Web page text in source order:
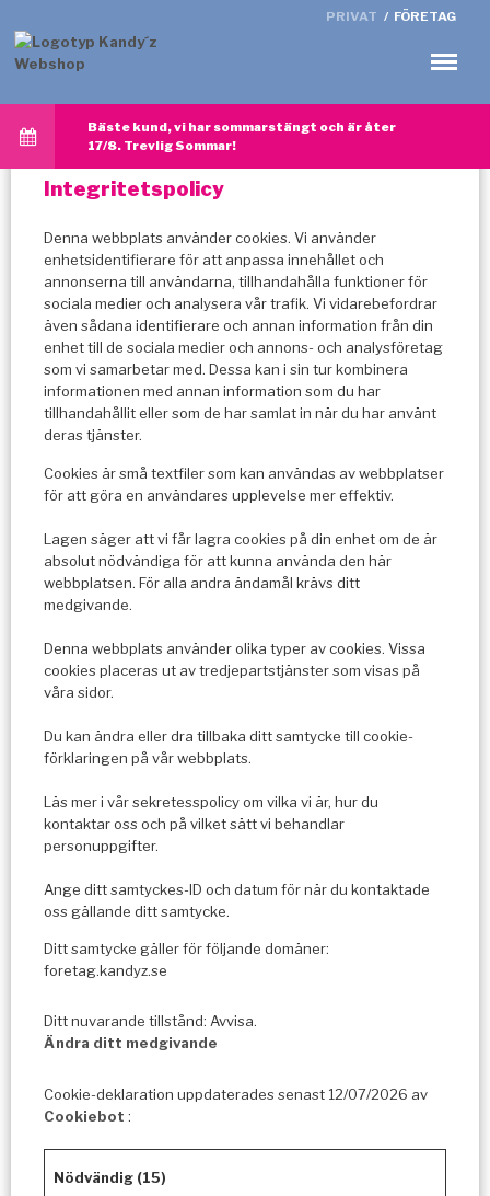
Meny
PRIVAT / FÖRETAG
Bäste kund, vi har sommarstängt och är åter
17/8. Trevlig Sommar!
Integritetspolicy
Denna webbplats använder cookies. Vi använder
enhetsidentifierare för att anpassa innehållet och
annonserna till användarna, tillhandahålla funktioner för
sociala medier och analysera vår trafik. Vi vidarebefordrar
även sådana identifierare och annan information från din
enhet till de sociala medier och annons- och analysföretag
som vi samarbetar med. Dessa kan i sin tur kombinera
informationen med annan information som du har
tillhandahållit eller som de har samlat in när du har använt
deras tjänster.
Cookies är små textfiler som kan användas av webbplatser
för att göra en användares upplevelse mer effektiv.
Lagen säger att vi får lagra cookies på din enhet om de är
absolut nödvändiga för att kunna använda den här
webbplatsen. För alla andra ändamål krävs ditt
medgivande.
Denna webbplats använder olika typer av cookies. Vissa
cookies placeras ut av tredjepartstjänster som visas på
våra sidor.
Du kan ändra eller dra tillbaka ditt samtycke till cookie-
förklaringen på vår webbplats.
Läs mer i vår sekretesspolicy om vilka vi är, hur du
kontaktar oss och på vilket sätt vi behandlar
personuppgifter.
Ange ditt samtyckes-ID och datum för när du kontaktade
oss gällande ditt samtycke.
Ditt samtycke gäller för följande domäner:
foretag.kandyz.se
Ditt nuvarande tillstånd: Avvisa.
Ändra ditt medgivande
Cookie-deklaration uppdaterades senast 12/07/2026 av
Cookiebot :
Nödvändig (15)